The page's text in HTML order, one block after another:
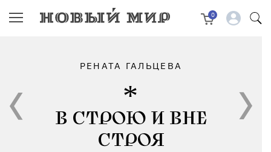
0
РЕНАТА ГАЛЬЦЕВА
В СТРОЮ И ВНЕ
СТРОЯ